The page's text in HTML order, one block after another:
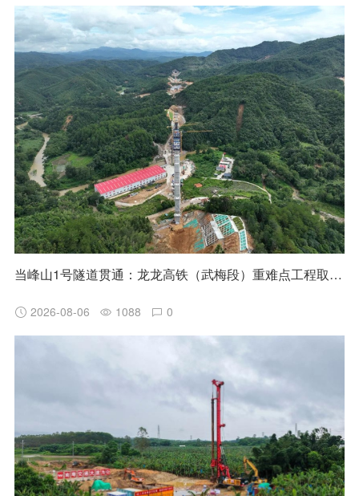
当峰山1号隧道贯通：龙龙高铁（武梅段）重难点工程取得阶段性突破
2026-08-06 1088 0